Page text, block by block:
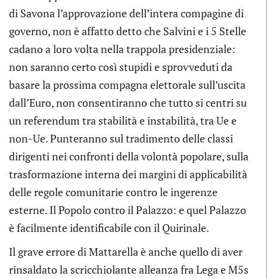
di Savona l’approvazione dell’intera compagine di
governo, non è affatto detto che Salvini e i 5 Stelle
cadano a loro volta nella trappola presidenziale:
non saranno certo così stupidi e sprovveduti da
basare la prossima compagna elettorale sull’uscita
dall’Euro, non consentiranno che tutto si centri su
un referendum tra stabilità e instabilità, tra Ue e
non-Ue. Punteranno sul tradimento delle classi
dirigenti nei confronti della volontà popolare, sulla
trasformazione interna dei margini di applicabilità
delle regole comunitarie contro le ingerenze
esterne. Il Popolo contro il Palazzo: e quel Palazzo
è facilmente identificabile con il Quirinale.
Il grave errore di Mattarella è anche quello di aver
rinsaldato la scricchiolante alleanza fra Lega e M5s